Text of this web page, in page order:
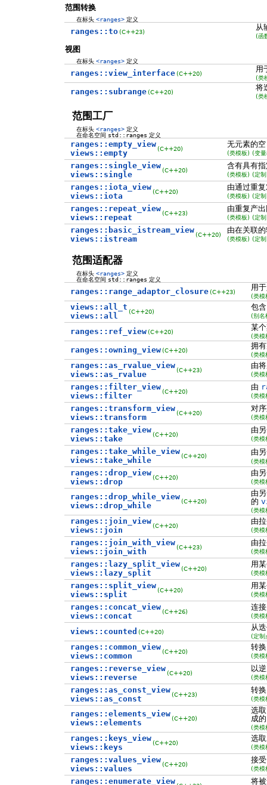
范围转换
在标头<ranges> 定义
ranges::to (C++23) 从
(函
视图
在标头<ranges> 定义
ranges::view_interface (C++20) 用
(类
ranges::subrange (C++20) 将
(类
范围工厂
在标头<ranges> 定义
在命名空间 std::ranges 定义
ranges::empty_view
views::empty
(C++20)
无元素的
(类模板) (变
ranges::single_view
views::single
(C++20)
含有具有
(类模板) (定
ranges::iota_view
views::iota
(C++20)
由通过重
(类模板) (定
ranges::repeat_view
views::repeat
(C++23)
由重复产
(类模板) (定
ranges::basic_istream_view
views::istream
(C++20)
由在关联
(类模板) (定
范围适配器
在标头<ranges> 定义
在命名空间 std::ranges 定义
ranges::range_adaptor_closure (C++23) 用
(类模
views::all_t
views::all
(C++20)
包
(别名
ranges::ref_view (C++20) 某
(类模
ranges::owning_view (C++20) 拥
(类模
ranges::as_rvalue_view
views::as_rvalue
(C++23)
由
(类模
ranges::filter_view
views::filter
(C++20)
由
(类模
ranges::transform_view
views::transform
(C++20)
对
(类模
ranges::take_view
views::take
(C++20)
由
(类模
ranges::take_while_view
views::take_while
(C++20) 由
(类模
ranges::drop_view
views::drop
(C++20)
由
(类模
ranges::drop_while_view
views::drop_while
(C++20)
由
的
(类模
ranges::join_view
views::join
(C++20)
由
(类模
ranges::join_with_view
views::join_with
(C++23)
由
(类模
ranges::lazy_split_view
views::lazy_split
(C++20)
用
(类模
ranges::split_view
views::split
(C++20)
用
(类模
ranges::concat_view
views::concat
(C++26)
连
(类模
views::counted (C++20) 从
(定制
ranges::common_view
views::common
(C++20)
转
(类模
ranges::reverse_view
views::reverse
(C++20)
以
(类模
ranges::as_const_view
views::as_const
(C++23)
转
(类模
ranges::elements_view
views::elements
(C++20)
选
成
(类模
ranges::keys_view
views::keys
(C++20)
选
(类模
ranges::values_view
views::values
(C++20)
接
(类模
ranges::enumerate_view
将